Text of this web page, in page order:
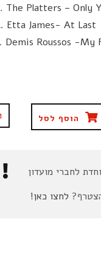
The Platters – Only
Etta James- At Last
Demis Roussos -My
הוסף לסל
לחברי מועדון
לחצו כאן!